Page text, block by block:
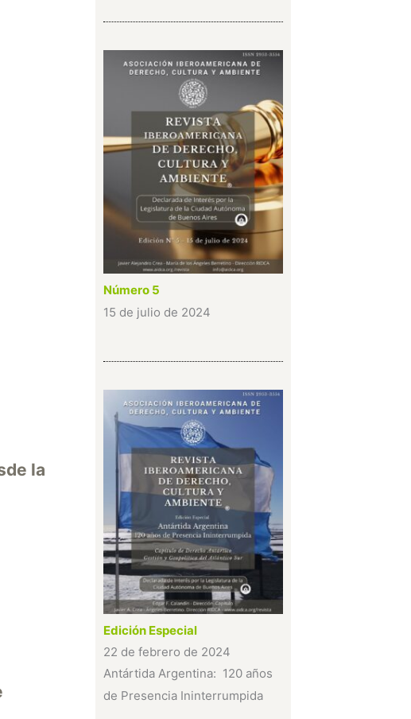
la
Número 5
15 de julio de 2024
Edición Especial
22 de febrero de 2024
Antártida Argentina: 120 años
de Presencia Ininterrumpida